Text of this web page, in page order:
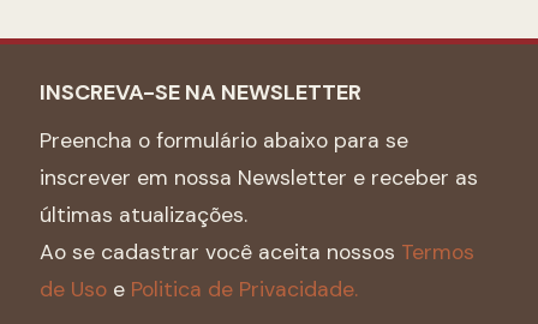
INSCREVA-SE NA NEWSLETTER
Preencha o formulário abaixo para se
inscrever em nossa Newsletter e receber as
últimas atualizações.
Ao se cadastrar você aceita nossos Termos
de Uso e Politica de Privacidade.